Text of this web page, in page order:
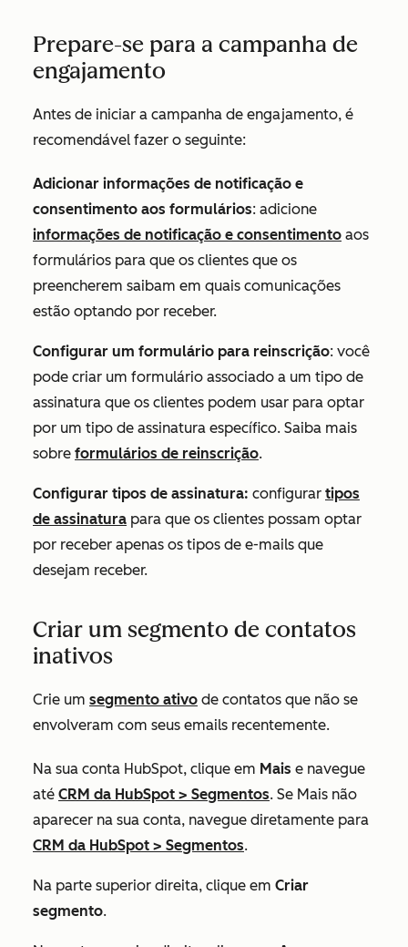
Prepare-se para a campanha de
engajamento
Antes de iniciar a campanha de engajamento, é
recomendável fazer o seguinte:
Adicionar informações de notificação e
consentimento aos formulários: adicione
informações de notificação e consentimento aos
formulários para que os clientes que os
preencherem saibam em quais comunicações
estão optando por receber.
Configurar um formulário para reinscrição: você
pode criar um formulário associado a um tipo de
assinatura que os clientes podem usar para optar
por um tipo de assinatura específico. Saiba mais
sobre formulários de reinscrição.
Configurar tipos de assinatura: configurar tipos
de assinatura para que os clientes possam optar
por receber apenas os tipos de e-mails que
desejam receber.
Criar um segmento de contatos
inativos
Crie um segmento ativo de contatos que não se
envolveram com seus emails recentemente.
Na sua conta HubSpot, clique em Mais e navegue
até CRM da HubSpot > Segmentos. Se Mais não
aparecer na sua conta, navegue diretamente para
CRM da HubSpot > Segmentos.
Na parte superior direita, clique em Criar
segmento.